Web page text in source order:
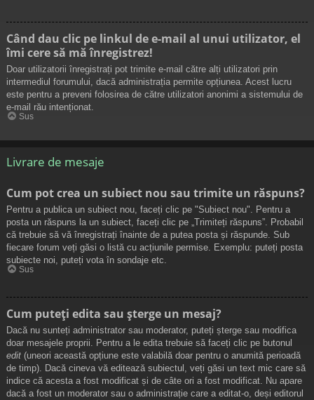
Când dau clic pe linkul de e-mail al unui utilizator, el
îmi cere să mă înregistrez!
Doar utilizatorii înregistrați pot trimite e-mail către alți utilizatori prin
intermediul forumului, dacă administrația permite opțiunea. Acest lucru
este pentru a preveni folosirea de către utilizatori anonimi a sistemului de
e-mail rău intenționat.
Sus
Livrare de mesaje
Cum pot crea un subiect nou sau trimite un răspuns?
Pentru a publica un subiect nou, faceți clic pe "Subiect nou". Pentru a
posta un răspuns la un subiect, faceți clic pe „Trimiteți răspuns”. Probabil
că trebuie să vă înregistrați înainte de a putea posta și răspunde. Sub
fiecare forum veți găsi o listă cu acțiunile permise. Exemplu: puteți posta
subiecte noi, puteți vota în sondaje etc.
Sus
Cum puteți edita sau șterge un mesaj?
Dacă nu sunteți administrator sau moderator, puteți șterge sau modifica
doar mesajele proprii. Pentru a le edita trebuie să faceți clic pe butonul
edit (uneori această opțiune este valabilă doar pentru o anumită perioadă
de timp). Dacă cineva vă editează subiectul, veți găsi un text mic care să
indice că acesta a fost modificat și de câte ori a fost modificat. Nu apare
dacă a fost un moderator sau o administrație care a editat-o, deși editorul